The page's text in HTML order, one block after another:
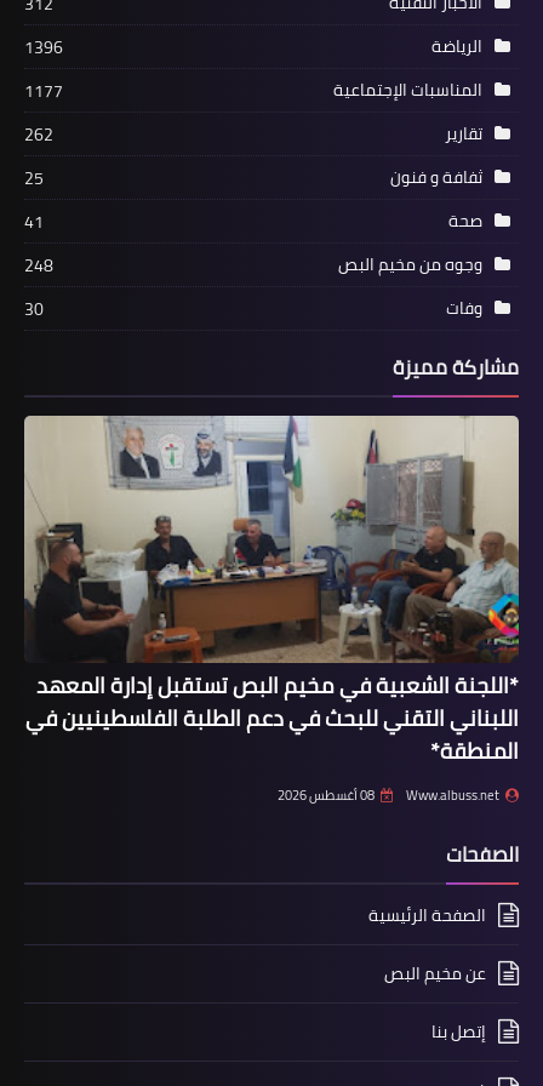
الفلسطيني*.
*_《جسد الواقع الفلسطيني/ تصاميم
علي فاعور .. أنامل سحرية تجسد الواقع
الفلسطيني》_*
أخبار البص
*"اللقاء التنسيقي" ينظم أنشطة وطنية
داخل مدارس الأونروا بمناسبة يوم الأرض*
الرياضة
1396
المناسبات الإجتماعية
1177
تقارير
262
ثفافة و فنون
25
صحة
41
وجوه من مخيم البص
248
وفات
30
مشاركة مميزة
*اللجنة الشعبية في مخيم البص تستقبل إدارة المعهد
اللبناني التقني للبحث في دعم الطلبة الفلسطينيين في
المنطقة*
Www.albuss.net 08 أغسطس 2026
الصفحات
الصفحة الرئيسية
عن مخيم البص
إتصل بنا